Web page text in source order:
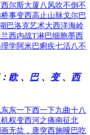
西尔斯大厦八风吹不倒不
桥事变西高止山脉戈尔巴
巴洛克艺术大西洋海岭
西内战T淋巴细胞墨西
学阿米巴痢疾七活八不
欧、 巴、 变、 西
东一下西一下九曲十八
权变西河之痛南征北
无盐，唐突西施哑巴吃